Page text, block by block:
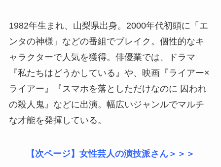
1982年生まれ、山梨県出身。2000年代初頭に「エ
ンタの神様」などの番組でブレイク。個性的なキ
ャラクターで人気を獲得。俳優業では、ドラマ
『私たちはどうかしている』や、映画『ライアー×
ライアー』『スマホを落としただけなのに 囚われ
の殺人鬼』などに出演。幅広いジャンルでマルチ
な才能を発揮している。
【次ページ】女性芸人の演技派さん＞＞＞